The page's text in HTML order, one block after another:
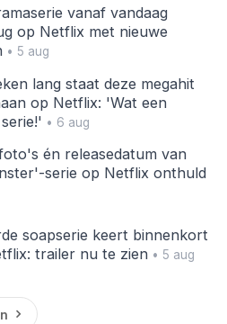
vanaf vandaag
op Netflix met nieuwe
• 5 aug
lang staat deze megahit
op Netflix: 'Wat een
• 6 aug
én releasedatum van
serie op Netflix onthuld
soapserie keert binnenkort
trailer nu te zien• 5 aug